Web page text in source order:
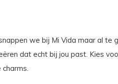
we bij Mi Vida maar al te
dat echt bij jou past. Kies